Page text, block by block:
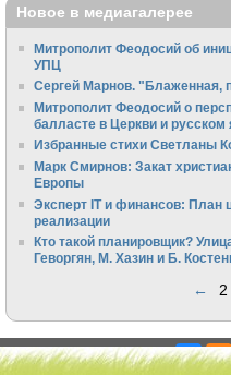
Новое в медиагалерее
Митрополит Феодосий об
УПЦ
Сергей Марнов. "Блаженная,
Митрополит Феодосий о
балласте в Церкви и русском
Избранные стихи Светланы
Марк Смирнов: Закат
Европы
Эксперт IT и финансов: План
реализации
Кто такой планировщик?
Геворгян, М. Хазин и Б.
← 2